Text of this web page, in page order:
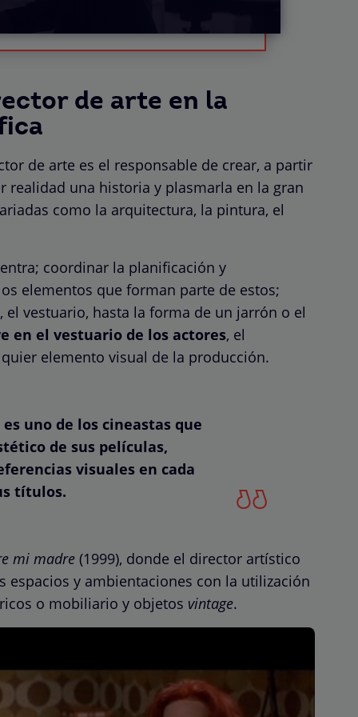
de arte en la
de arte es el responsable de crear, a partir
realidad una historia y plasmarla en la gran
como la arquitectura, la pintura, el
coordinar la planificación y
elementos que forman parte de estos;
vestuario, hasta la forma de un jarrón o el
en el vestuario de los actores, el
elemento visual de la producción.
uno de los cineastas que
de sus películas,
visuales en cada
títulos.
mi madre (1999), donde el director artístico
espacios y ambientaciones con la utilización
o mobiliario y objetos vintage.